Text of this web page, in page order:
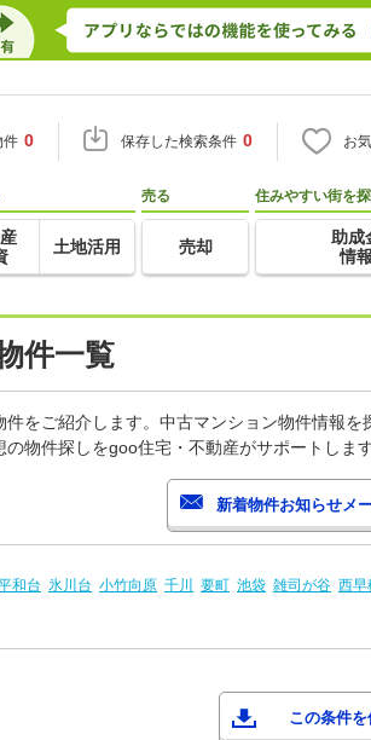
件 0 保存した検索条件 0 お
土地活用
売る
売却
住みやすい街を
助成
情報
件一覧
をご紹介します。中古マンション物件情報を
物件探しをgoo住宅・不動産がサポートします
和台 氷川台 小竹向原 千川 要町 池袋 雑司が谷 西早
この条件を